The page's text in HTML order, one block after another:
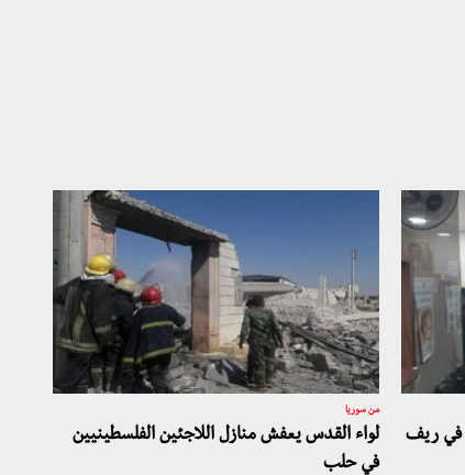
في ريف
من سوريا
لواء القدس يعفش منازل اللاجئين الفلسطينيين
في حلب